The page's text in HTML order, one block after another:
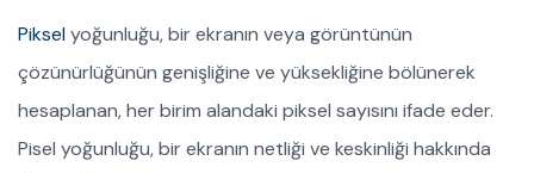
Pikselyoğunluğu, bir ekranın veya görüntünün
çözünürlüğünün genişliğine ve yüksekliğine bölünerek
hesaplanan, her birim alandaki piksel sayısını ifade eder.
Pisel yoğunluğu, bir ekranın netliği ve keskinliği hakkında